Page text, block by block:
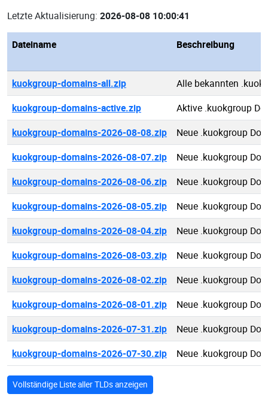
Letzte Aktualisierung: 2026-08-08 10:00:41
Dateiname Beschreibung
kuokgroup-domains-all.zip
Alle bekannten
kuokgroup-domains-active.zip
Aktive .kuokgroup
kuokgroup-domains-2026-08-08.zip
Neue .kuokgroup
kuokgroup-domains-2026-08-07.zip
Neue .kuokgroup
kuokgroup-domains-2026-08-06.zip
Neue .kuokgroup
kuokgroup-domains-2026-08-05.zip
Neue .kuokgroup
kuokgroup-domains-2026-08-04.zip
Neue .kuokgroup
kuokgroup-domains-2026-08-03.zip
Neue .kuokgroup
kuokgroup-domains-2026-08-02.zip
Neue .kuokgroup
kuokgroup-domains-2026-08-01.zip
Neue .kuokgroup
kuokgroup-domains-2026-07-31.zip
Neue .kuokgroup
kuokgroup-domains-2026-07-30.zip
Neue .kuokgroup
Vollständige Liste aller TLDs anzeigen